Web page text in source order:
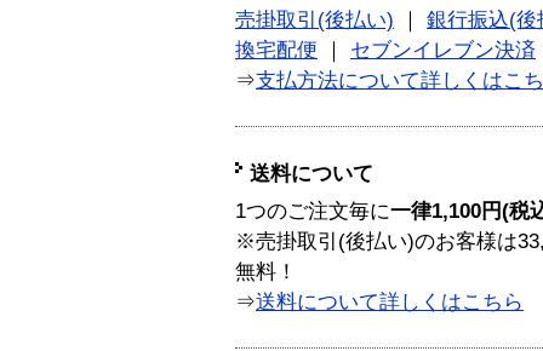
売掛取引(後払い)
銀行振込(後
換宅配便
セブンイレブン決済
⇒支払方法について詳しくはこ
送料について
1つのご注文毎に一律1,100円(税
※売掛取引(後払い)のお客様は
無料！
⇒送料について詳しくはこちら